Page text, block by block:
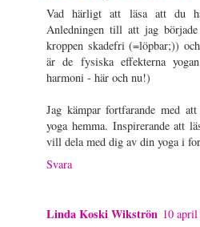
Vad härligt att läsa att du
Anledningen till att jag
kroppen skadefri (=löpbar;))
är de fysiska effekterna
harmoni - här och nu!)
Jag kämpar fortfarande med
yoga hemma. Inspirerande att
vill dela med dig av din yoga i
Svara
Linda Koski Wikströn 10